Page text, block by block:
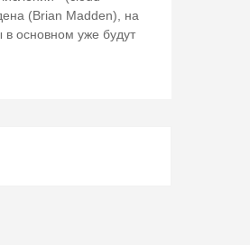
(Brian Madden), на
основном уже будут